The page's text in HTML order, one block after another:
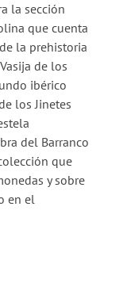
la sección
que cuenta
la prehistoria
de los
ibérico
los Jinetes
del Barranco
que
y sobre
en el